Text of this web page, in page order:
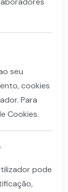
seu
cookies
Para
Cookies.
pode